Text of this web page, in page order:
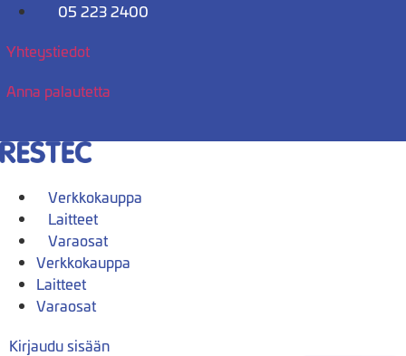
Mene
05 223 2400
Yhteystiedot
Anna palautetta
Verkkokauppa
Laitteet
Varaosat
Verkkokauppa
Laitteet
Varaosat
Kirjaudu sisään